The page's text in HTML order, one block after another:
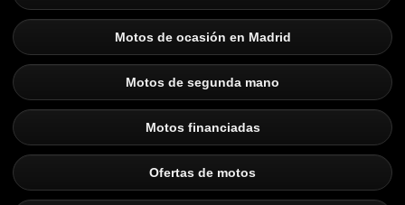
Motos de ocasión en Madrid
Motos de segunda mano
Motos financiadas
Ofertas de motos